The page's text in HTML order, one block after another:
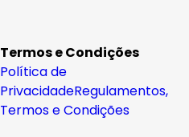
Termos e Condições
Política de
PrivacidadeRegulamentos,
Termos e Condições